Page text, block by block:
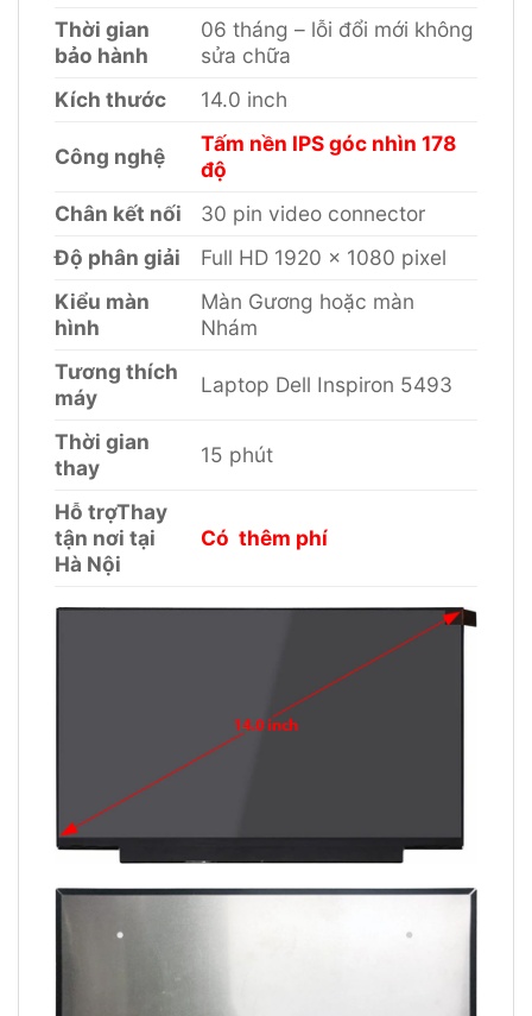
Thời gian
bảo hành
06 tháng – lỗi đổi mới không
sửa chữa
Kích thước
14.0 inch
Công nghệ
Tấm nền IPS góc nhìn 178
độ
Chân kết nối
30 pin video connector
Độ phân giải
Full HD 1920 x 1080 pixel
Kiểu màn
hình
Màn Gương hoặc màn
Nhám
Tương thích
máy
Laptop Dell Inspiron 5493
Thời gian
thay
15 phút
Hỗ trợThay
tận nơi tại
Hà Nội
Có thêm phí